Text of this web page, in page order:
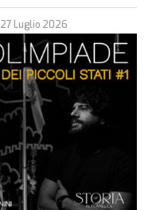
27 Luglio 2026